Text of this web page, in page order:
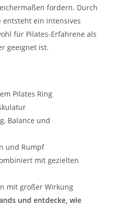
fordern. Durch
entsteht ein intensives
für Pilates-Erfahrene als
geeignet ist.
Pilates Ring
Balance und
und Rumpf
mit gezielten
mit großer Wirkung
und entdecke, wie